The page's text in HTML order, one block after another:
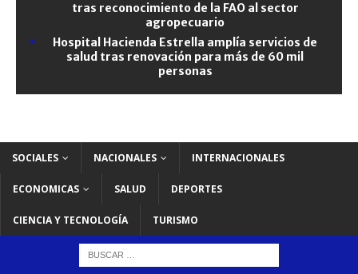
tras reconocimiento de la FAO al sector
agropecuario
Hospital Hacienda Estrella amplía servicios de
salud tras renovación para más de 60 mil
personas
SOCIALES NACIONALES INTERNACIONALES
ECONOMICAS SALUD DEPORTES
CIENCIA Y TECNOLOGÍA TURISMO